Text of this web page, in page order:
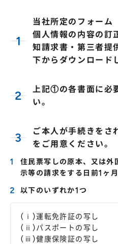
当社所定のフォーム
個人情報の内容の訂
知請求書・第三者提
下からダウンロード
上記①の各書面に必
い。
ご本人が手続きをさ
をご用意ください。
住民票写しの原本、又は外
示等の請求をする日前1ヶ
以下のいずれか1つ
(ⅰ)運転免許証の写し
(ⅱ)パスポートの写し
(ⅲ)健康保険証の写し